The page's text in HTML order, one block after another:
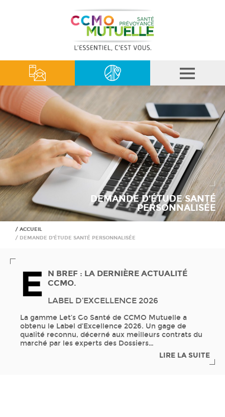
DEMANDE D’ÉTUDE SANTÉ
PERSONNALISÉE
ACCUEIL
DEMANDE D’ÉTUDE SANTÉ PERSONNALISÉE
E
N BREF : LA DERNIÈRE ACTUALITÉ
CCMO.
LABEL D’EXCELLENCE 2026
La gamme Let’s Go Santé de CCMO Mutuelle a
obtenu le Label d’Excellence 2026. Un gage de
qualité reconnu, décerné aux meilleurs contrats du
marché par les experts des Dossiers…
LIRE LA SUITE